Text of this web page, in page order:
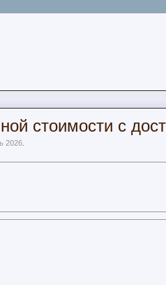
стоимости с
2026